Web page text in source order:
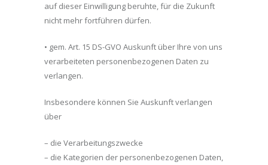
auf dieser Einwilligung beruhte, für die Zukunft
nicht mehr fortführen dürfen.
• gem. Art. 15 DS-GVO Auskunft über Ihre von uns
verarbeiteten personenbezogenen Daten zu
verlangen.
Insbesondere können Sie Auskunft verlangen
über
– die Verarbeitungszwecke
– die Kategorien der personenbezogenen Daten,